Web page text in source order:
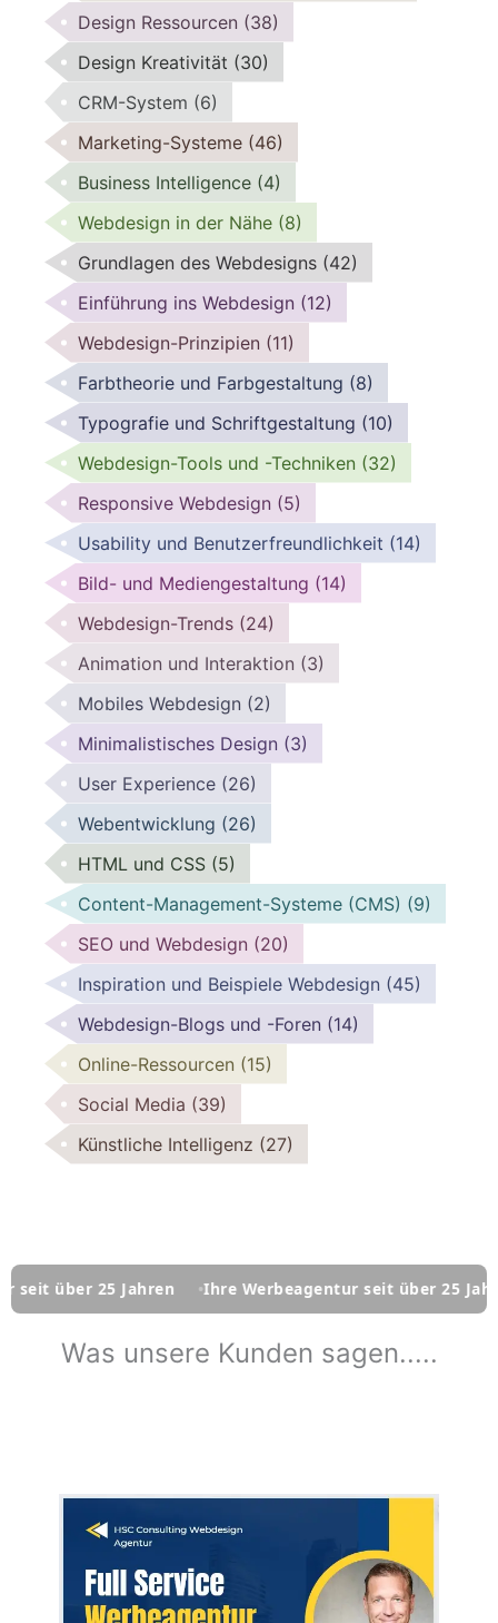
Design Ressourcen (38)
Design Kreativität (30)
CRM-System (6)
Marketing-Systeme (46)
Business Intelligence (4)
Webdesign in der Nähe (8)
Grundlagen des Webdesigns (42)
Einführung ins Webdesign (12)
Webdesign-Prinzipien (11)
Farbtheorie und Farbgestaltung (8)
Typografie und Schriftgestaltung (10)
Webdesign-Tools und -Techniken (32)
Responsive Webdesign (5)
Usability und Benutzerfreundlichkeit (14)
Bild- und Mediengestaltung (14)
Webdesign-Trends (24)
Animation und Interaktion (3)
Mobiles Webdesign (2)
Minimalistisches Design (3)
User Experience (26)
Webentwicklung (26)
HTML und CSS (5)
Content-Management-Systeme (CMS) (9)
SEO und Webdesign (20)
Inspiration und Beispiele Webdesign (45)
Webdesign-Blogs und -Foren (14)
Online-Ressourcen (15)
Social Media (39)
Künstliche Intelligenz (27)
25 Jahren Ihre Werbeagentur seit über 25 Jahren
Was unsere Kunden sagen.....